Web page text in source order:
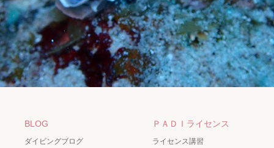
BLOG
ダイビングブログ
ＰＡＤＩライセンス
ライセンス講習